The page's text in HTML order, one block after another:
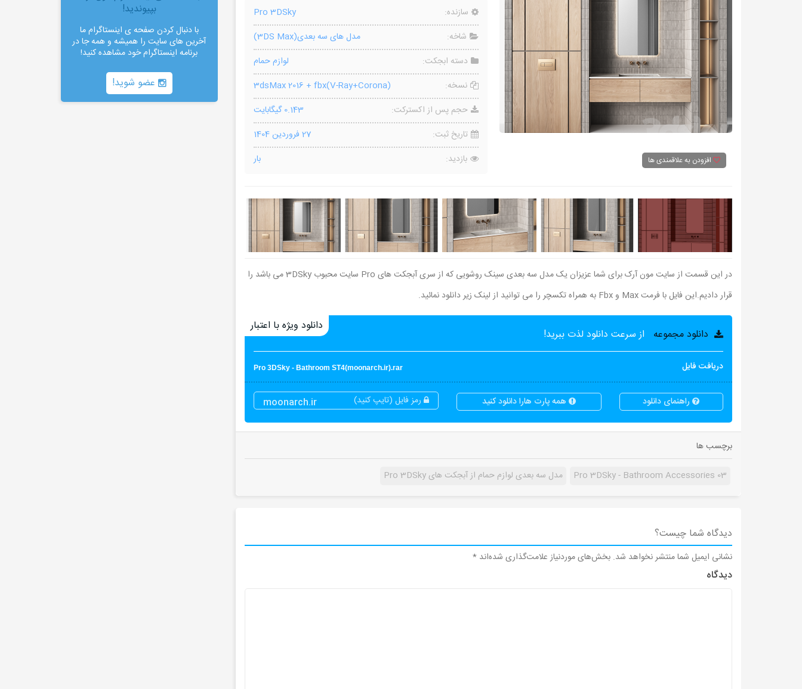
سازنده:
Pro 3DSky
شاخه:
مدل های سه بعدی(3DS Max)
دسته ابجکت:
لوازم حمام
نسخه:
3dsMax 2016 + fbx(V-Ray+Corona)
حجم پس از اکسترکت:
0.143 گیگابایت
تاریخ ثبت:
27 فروردین 1404
بازدید:
بار افزودن به علاقمندی ها
در این قسمت از سایت مون آرک برای شما عزیزان یک مدل سه بعدی سینک روشویی که از سری آبجکت های Pro سایت محبوب 3DSky می باشد را
قرار دادیم.این فایل با فرمت Max و Fbx به همراه تکسچر را می توانید از لینک زیر دانلود نمائید.
دانلود مجموعه از سرعت دانلود لذت ببرید!
دانلود ویژه با اعتبار
دریافت فایل Pro 3DSky - Bathroom ST4(moonarch.ir).rar
راهنمای دانلود همه پارت هارا دانلود کنید رمز فایل (تایپ کنید) moonarch.ir
برچسب ها
Pro 3DSky - Bathroom Accessories 03 مدل سه بعدی لوازم حمام از آبجکت های Pro 3DSky
دیدگاه شما چیست؟
نشانی ایمیل شما منتشر نخواهد شد. بخش‌های موردنیاز علامت‌گذاری شده‌اند *
دیدگاه
بپیوندید!
با دنبال کردن صفحه ی اینستاگرام ما
آخرین های سایت را همیشه و همه جا در
برنامه اینستاگرام خود مشاهده کنید!
عضو شوید!